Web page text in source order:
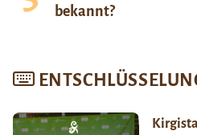
bekannt?